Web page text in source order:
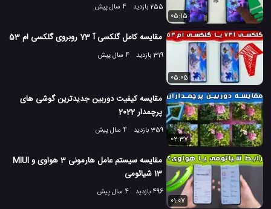
255 بازدید
4 سال پیش
05:15
مقایسه کامل گلکسی آ 73 روبروی گلکسی ام 53
319 بازدید 4 سال پیش
05:05
مقایسه کیفیت دوربین جدیدترین گوشی های
پرچمدار 2022
359 بازدید
4 سال پیش
02:37
مقایسه سیستم عامل هارمونی 3 هواوی و MIUI
13 شیائومی
496 بازدید
4 سال پیش
01:07